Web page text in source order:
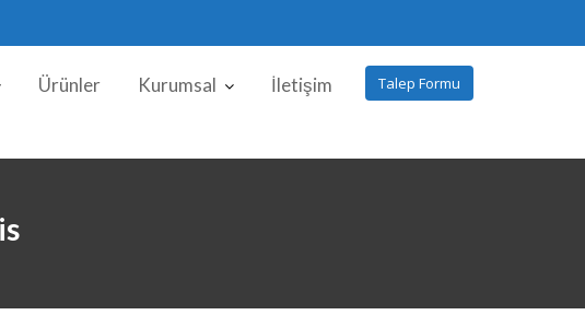
Talep Formu
Ürünler Kurumsal İletişim